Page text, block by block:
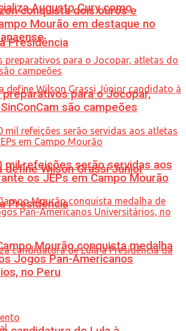
Augusto Cury como
Presidência
define Wilson Grassi Júnior
Presidência
conquista dois ouros e
Mourão em destaque no
preparativos para o Jocopar,
são campeões
mil refeições serão servidas aos
os JEPs em Campo Mourão
Mourão conquista medalha
Jogos Pan-Americanos
no Peru